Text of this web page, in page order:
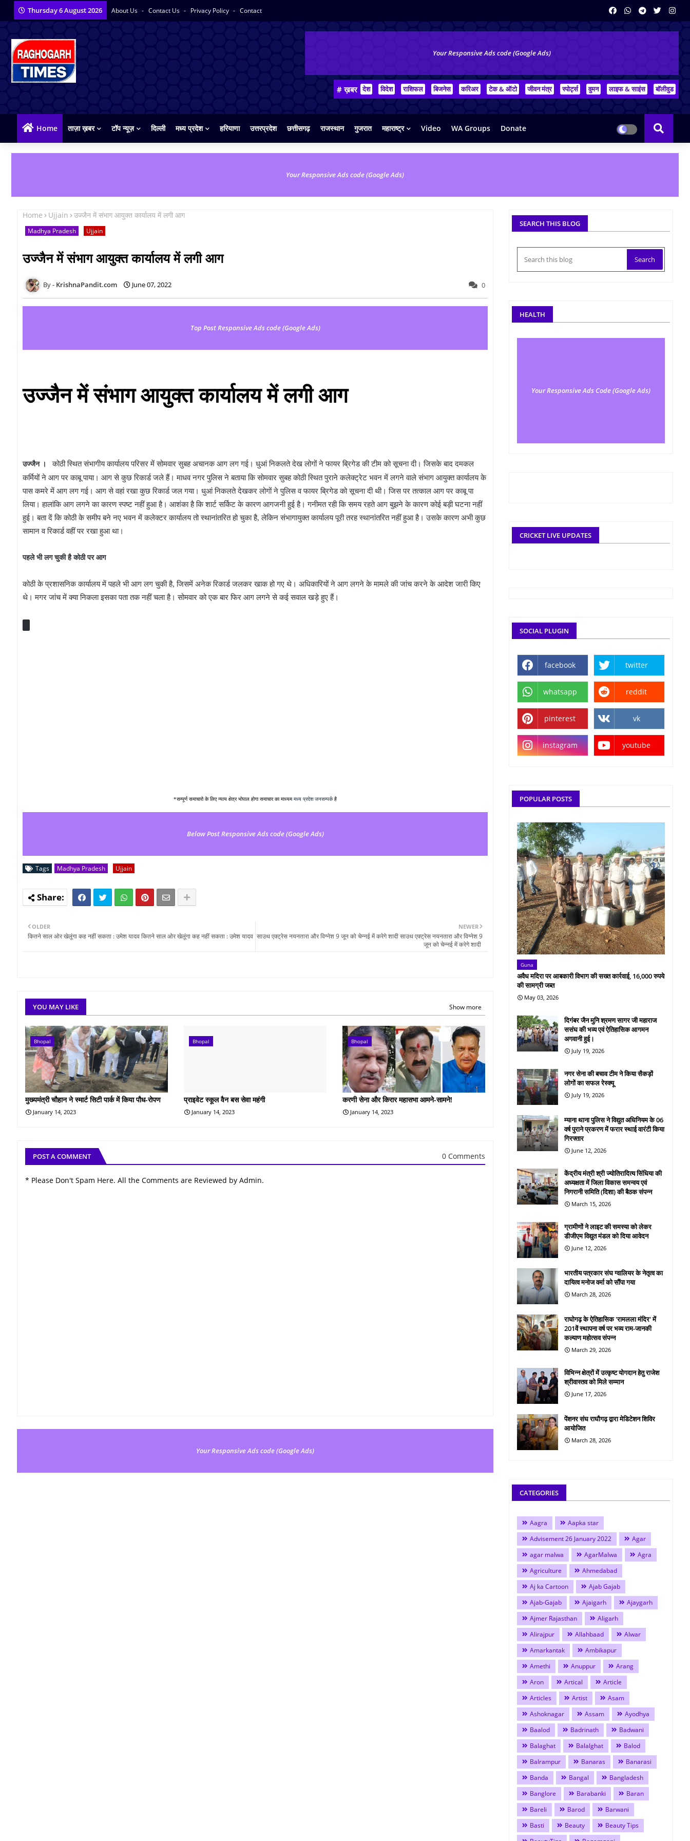
Thursday 6 August 2026 About Us Contact Us Privacy Policy Contact
Your Responsive Ads code (Google Ads)
# ख़बर देश विदेश राशिफल बिजनेस करिअर टेक & ऑटो जीवन मंत्र स्पोर्ट्स वुमन लाइफ & साइंस बॉलीवुड
Home ताज़ा ख़बर टॉप न्यूज़ दिल्ली मध्य प्रदेश हरियाणा उत्तरप्रदेश छत्तीसगढ़ राजस्थान गुजरात महाराष्ट्र Video WA Groups Donate
Your Responsive Ads code (Google Ads)
Home Ujjain उज्जैन में संभाग आयुक्त कार्यालय में लगी आग
Madhya Pradesh Ujjain
उज्जैन में संभाग आयुक्त कार्यालय में लगी आग
KrishnaPandit.com June 07, 2022 0
Top Post Responsive Ads code (Google Ads)
उज्जैन में संभाग आयुक्त कार्यालय में लगी आग
उज्जैन ।
कोठी स्थित संभागीय कार्यालय परिसर में सोमवार सुबह अचानक आग लग गई। धुआं निकलते देख लोगों ने फायर ब्रिगेड की टीम को सूचना दी। जिसके बाद दमकल
कर्मियों ने आग पर काबू पाया। आग से कुछ रिकार्ड जले हैं। माधव नगर पुलिस ने बताया कि सोमवार सुबह कोठी स्थित पुराने कलेक्ट्रेट भवन में लगने वाले संभाग आयुक्त कार्यालय के
पास कमरे में आग लग गई। आग से वहां रखा कुछ रिकार्ड जल गया। धुआं निकलते देखकर लोगों ने पुलिस व फायर ब्रिगेड को सूचना दी थी। जिस पर तत्काल आग पर काबू पा
लिया। हालांकि आग लगने का कारण स्पष्ट नहीं हुआ है। आशंका है कि शार्ट सर्किट के कारण आगजनी हुई है। गनीमत रही कि समय रहते आग बुझने के कारण कोई बड़ी घटना नहीं
हुई। बता दें कि कोठी के समीप बने नए भवन में कलेक्टर कार्यालय तो स्थानांतरित हो चुका है, लेकिन संभागायुक्त कार्यालय पूरी तरह स्थानांतरित नहीं हुआ है। उसके कारण अभी कुछ
सामान व रिकार्ड वहीं पर रखा हुआ था।
पहले भी लग चुकी है कोठी पर आग
कोठी के प्रशासनिक कार्यालय में पहले भी आग लग चुकी है, जिसमें अनेक रिकार्ड जलकर खाक हो गए थे। अधिकारियों ने आग लगने के मामले की जांच करने के आदेश जारी किए
थे। मगर जांच में क्या निकला इसका पता तक नहीं चला है। सोमवार को एक बार फिर आग लगने से कई सवाल खड़े हुए हैं।
*सम्पूर्ण समाचारो के लिए न्याय क्षेत्र भोपाल होगा समाचार का माध्यममध्य प्रदेश जनसम्पर्कहै
Below Post Responsive Ads code (Google Ads)
Tags Madhya Pradesh Ujjain
NEWER
साउथ एक्ट्रेस नयनतारा और विग्नेश 9 जून को चेन्नई में करेगे शादी साउथ एक्ट्रेस नयनतारा और विग्नेश 9
जून को चेन्नई में करेगे शादी
OLDER
कितने साल ओर खेलूंगा कह नहीं सकता : उमेश यादव कितने साल ओर खेलूंगा कह नहीं सकता : उमेश यादव
YOU MAY LIKE Show more
Bhopal
मुख्यमंत्री चौहान ने स्मार्ट सिटी पार्क में किया पौध-रोपण
January 14, 2023
Bhopal
प्राइवेट स्कूल वैन बस सेवा महंगी
January 14, 2023
Bhopal
करणी सेना और किरार महासभा आमने-सामने!
January 14, 2023
POST A COMMENT 0 Comments
* Please Don't Spam Here. All the Comments are Reviewed by Admin.
Your Responsive Ads code (Google Ads)
SEARCH THIS BLOG
HEALTH
Your Responsive Ads Code (Google Ads)
CRICKET LIVE UPDATES
SOCIAL PLUGIN
facebook twitter
whatsapp reddit
pinterest vk
instagram youtube
POPULAR POSTS
Guna
अवैध मदिरा पर आबकारी विभाग की सख्त कार्रवाई, 16,000 रुपये
की सामग्री जब्त
May 03, 2026
दिगंबर जैन मुनि श्रमण सागर जी महाराज
ससंघ की भव्य एवं ऐतिहासिक आगमन
अगवानी हुई।
July 19, 2026
नगर सेना की बचाव टीम ने किया सैकड़ों
लोगों का सफल रेस्क्यू
July 19, 2026
म्याना थाना पुलिस ने विद्युत अधिनियम के 06
वर्ष पुराने प्रकरण में फरार स्थाई वारंटी किया
गिरफ्तार
June 12, 2026
केंद्रीय मंत्री श्री ज्योतिरादित्य सिंधिया की
अध्यक्षता में जिला विकास समन्वय एवं
निगरानी समिति (दिशा) की बैठक संपन्न
March 15, 2026
ग्रामीणों ने लाइट की समस्या को लेकर
डीजीएम विद्युत मंडल को दिया आवेदन
June 12, 2026
भारतीय पत्रकार संघ ग्वालियर के नेतृत्व का
दायित्व मनोज वर्मा को सौंपा गया
March 28, 2026
राघोगढ़ के ऐतिहासिक 'रामलला मंदिर' में
201वें स्थापना वर्ष पर भव्य राम-जानकी
कल्याण महोत्सव संपन्न
March 29, 2026
विभिन्न क्षेत्रों में उत्कृष्ट योगदान हेतु राजेश
श्रीवास्तव को मिले सम्मान
June 17, 2026
पेंशनर संघ राघौगढ़ द्वारा मेडिटेशन शिविर
आयोजित
March 28, 2026
CATEGORIES
Aagra
Aapka star
Advisement 26 January 2022
Agar
agar malwa
AgarMalwa
Agra
Agriculture
Ahmedabad
Aj ka Cartoon
Ajab Gajab
Ajab-Gajab
Ajaigarh
Ajaygarh
Ajmer Rajasthan
Aligarh
Alirajpur
Allahbaad
Alwar
Amarkantak
Ambikapur
Amethi
Anuppur
Arang
Aron
Artical
Article
Articles
Artist
Asam
Ashoknagar
Assam
Ayodhya
Baalod
Badrinath
Badwani
Balaghat
Balalghat
Balod
Balrampur
Banaras
Banarasi
Banda
Bangal
Bangladesh
Banglore
Barabanki
Baran
Bareli
Barod
Barwani
Basti
Beauty
Beauty Tips